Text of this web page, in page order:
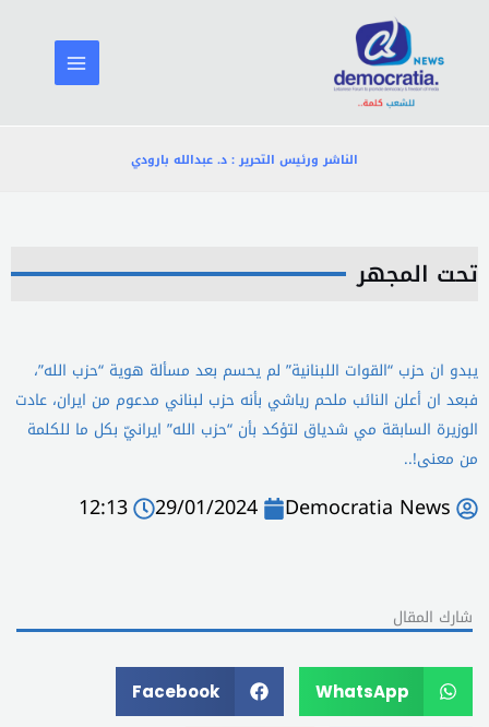
المحتوى
الناشر ورئيس التحرير : د. عبدالله بارودي
تحت المجهر
يبدو ان حزب “القوات اللبنانية” لم يحسم بعد مسألة هوية “حزب الله”،
فبعد ان أعلن النائب ملحم رياشي بأنه حزب لبناني مدعوم من ايران، عادت
الوزيرة السابقة مي شدياق لتؤكد بأن “حزب الله” ايرانيّ بكل ما للكلمة
من معنى!..
Democratia News
29/01/2024
12:13
شارك المقال
WhatsApp
Facebook